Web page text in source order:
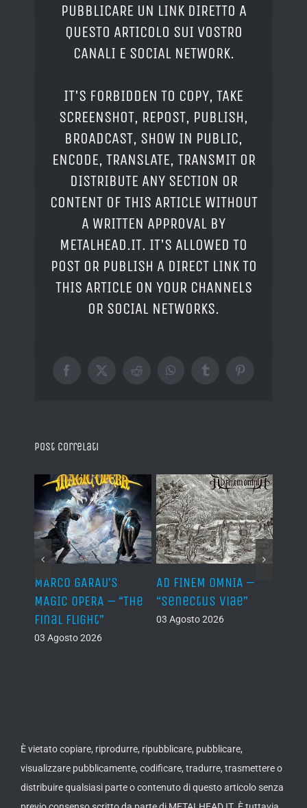
PUBBLICARE UN LINK DIRETTO A
QUESTO ARTICOLO SUI VOSTRO
CANALI E SOCIAL NETWORK.
IT'S FORBIDDEN TO COPY, TAKE
SCREENSHOT, REPOST, PUBLISH,
BROADCAST, SHOW IN PUBLIC,
ENCODE, TRANSLATE, TRANSMIT OR
DISTRIBUTE ANY SECTION OR
CONTENT OF THIS ARTICLE WITHOUT
A WRITTEN APPROVAL BY
METALHEAD.IT. IT'S ALLOWED TO
POST OR PUBLISH A DIRECT LINK TO
THIS ARTICLE ON YOUR CHANNELS
OR SOCIAL NETWORKS.
Facebook
X RedditWhatsAppTumblrPinterest
Post correlati
MARCO GARAU’S
MAGIC OPERA – “The
Final Flight”
03 Agosto 2026
AD FINEM OMNIA –
“Senectus Viae”
03 Agosto 2026
È vietato copiare, riprodurre, ripubblicare, pubblicare,
visualizzare pubblicamente, codificare, tradurre, trasmettere o
distribuire qualsiasi parte o contenuto di questo articolo senza